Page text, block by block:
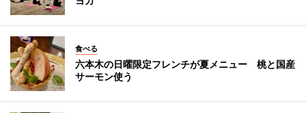
食べる
六本木の日曜限定フレンチが夏メニュー 桃と国産
サーモン使う